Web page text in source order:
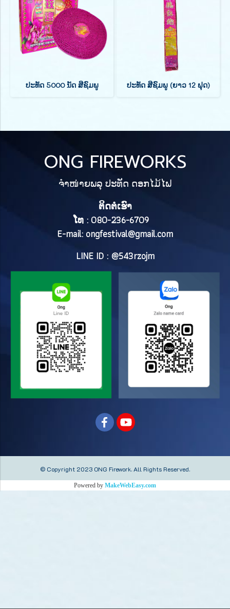
ປະທັດ 5000 ນັດ ສີຊົມພູ ປະທັດ ສີຊົມພູ (ຍາວ 12 ຟຸດ)
ONG FIREWORKS
ຈຳໜ່າຍພລຸ ປະທັດ ດອກໄມ້ໄຟ
ຕິດຕໍ່ເຮົາ
ໂທ : 080-236-6709
E-mail: ongfestival@gmail.com
LINE ID : @543rzojm
© Copyright 2023 ONG Firework.All Rights Reserved.
Powered by MakeWebEasy.com